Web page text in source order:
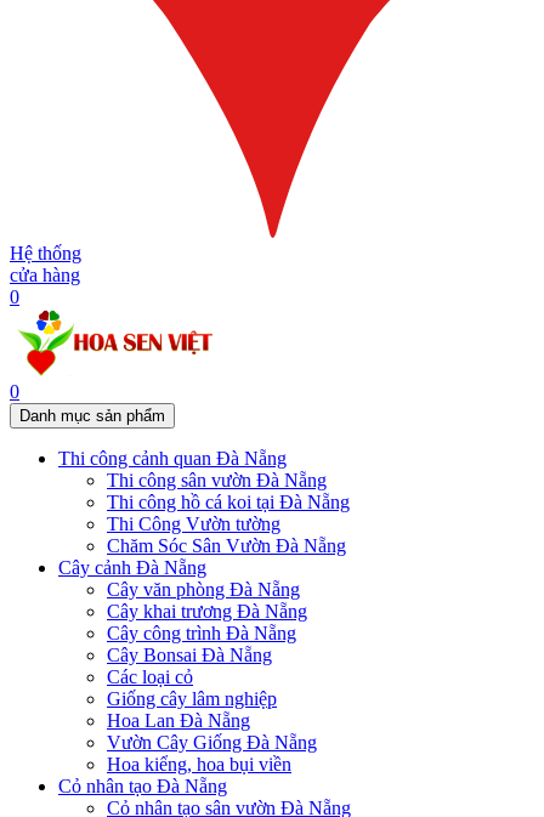
Hệ thống
cửa hàng
0
0
Danh mục sản phẩm
Thi công cảnh quan Đà Nẵng
Thi công sân vườn Đà Nẵng
Thi công hồ cá koi tại Đà Nẵng
Thi Công Vườn tường
Chăm Sóc Sân Vườn Đà Nẵng
Cây cảnh Đà Nẵng
Cây văn phòng Đà Nẵng
Cây khai trương Đà Nẵng
Cây công trình Đà Nẵng
Cây Bonsai Đà Nẵng
Các loại cỏ
Giống cây lâm nghiệp
Hoa Lan Đà Nẵng
Vườn Cây Giống Đà Nẵng
Hoa kiểng, hoa bụi viền
Cỏ nhân tạo Đà Nẵng
Cỏ nhân tạo sân vườn Đà Nẵng